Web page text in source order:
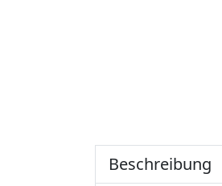
Beschreibung